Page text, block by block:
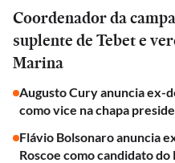
Coordenador da
suplente de Tebet e
Marina
Augusto Cury anuncia ex-
como vice na chapa
Flávio Bolsonaro anuncia
Roscoe como candidato do